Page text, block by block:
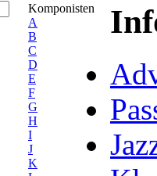
Komponisten
A
B
C
D
E
F
G
H
I
J
K